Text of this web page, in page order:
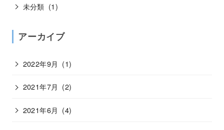
未分類 (1)
アーカイブ
2022年9月 (1)
2021年7月 (2)
2021年6月 (4)